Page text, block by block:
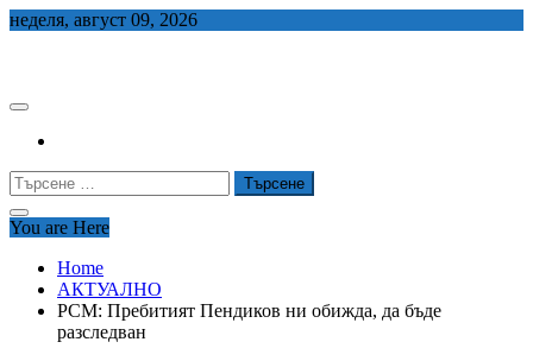
Skip
неделя, август 09, 2026
Търсене
за:
You are Here
Home
АКТУАЛНО
РСМ: Пребитият Пендиков ни обижда, да бъде
разследван